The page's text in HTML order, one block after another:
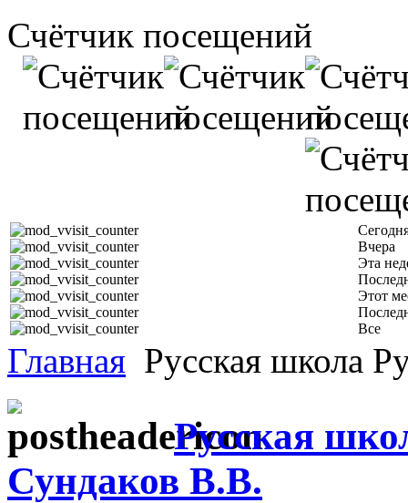
Счётчик посещений
Вчера
Эта
Этот
Все
Главная Русская школа
Русская
Сундаков В.В.